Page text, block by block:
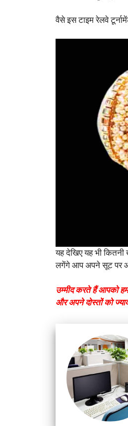
वैसे इस टाइम रेलवे
यह देखिए यह भी
लगेंगे आप अपने सूट पर
उम्मीद करते हैं आपको
और अपने दोस्तों को